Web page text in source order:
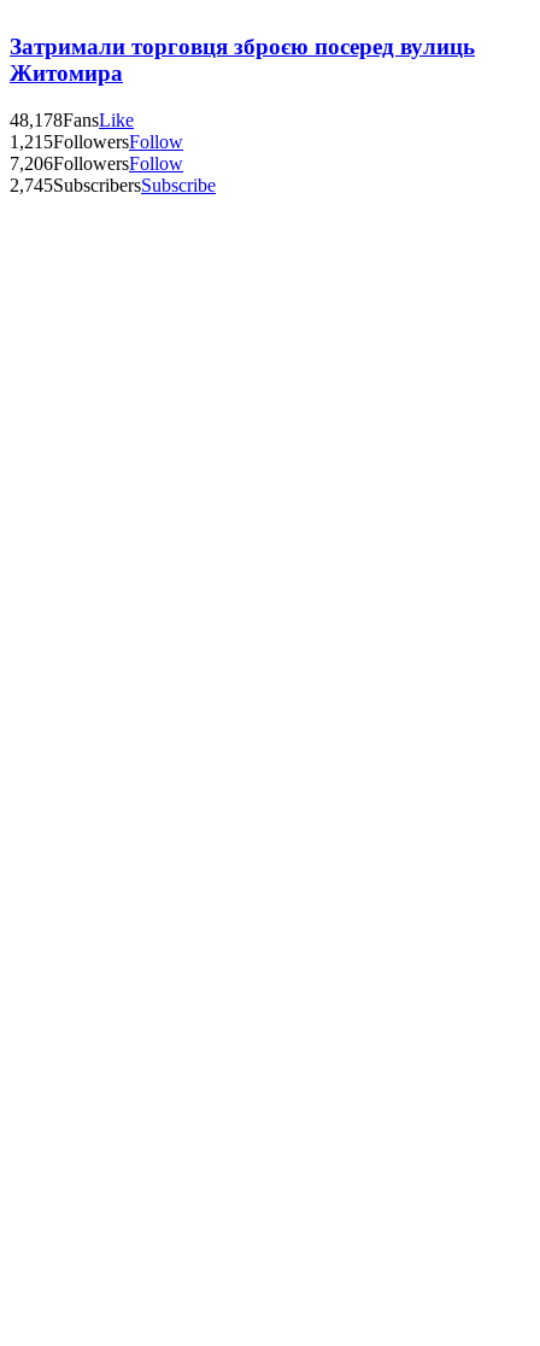
Затримали торговця зброєю посеред вулиць
Житомира
48,178FansLike
1,215FollowersFollow
7,206FollowersFollow
2,745SubscribersSubscribe